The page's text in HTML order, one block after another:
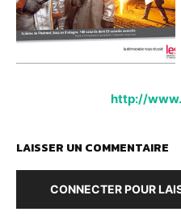
http://
LAISSER UN COMMENTAIRE
CONNECTER POUR